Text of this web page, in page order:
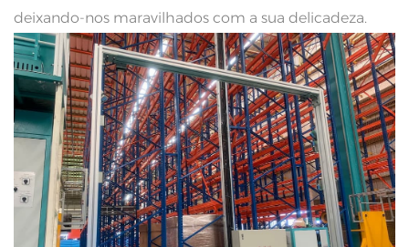
deixando-nos maravilhados com a sua delicadeza.